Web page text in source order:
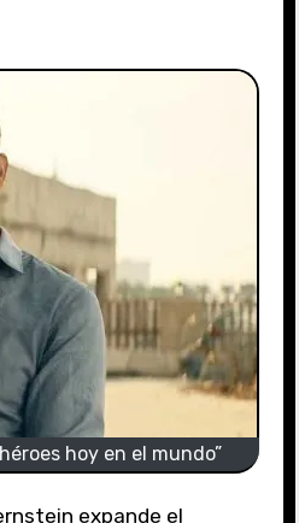
hoy en el mundo”